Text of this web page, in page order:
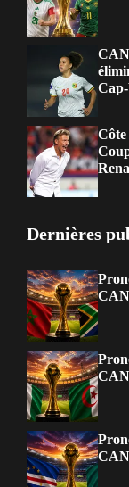
Dernières